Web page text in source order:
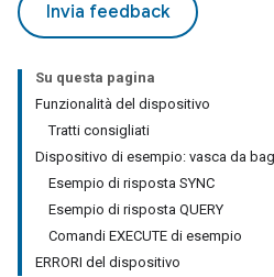
Invia feedback
Su questa pagina
Funzionalità del dispositivo
Tratti consigliati
Dispositivo di esempio: vasca da
Esempio di risposta SYNC
Esempio di risposta QUERY
Comandi EXECUTE di esempio
ERRORI del dispositivo